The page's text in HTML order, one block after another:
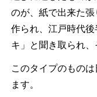
のが、紙で出来た
作られ、江戸時代
キ」と聞き取られ、
このタイプのもの
ます。